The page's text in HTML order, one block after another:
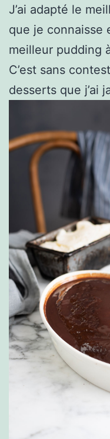
J’ai adapté le
que je connaisse
meilleur pudding
C’est sans
desserts que j’ai